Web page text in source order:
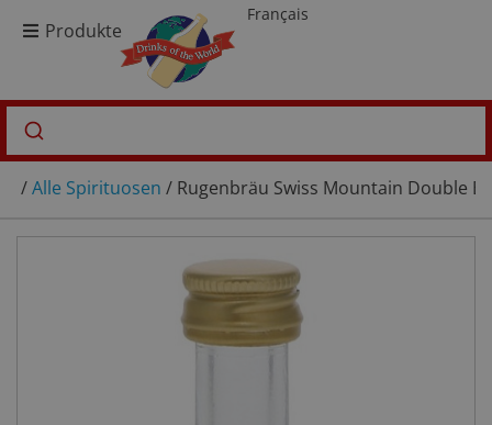
Produkte
Français
/Alle Spirituosen / Rugenbräu Swiss Mountain Double